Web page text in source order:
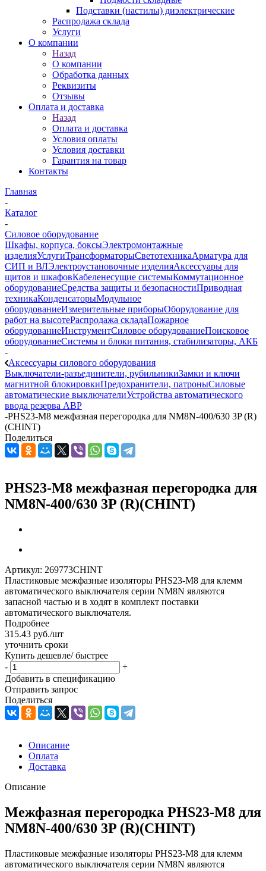
Подставки (настилы) диэлектрические
Распродажа склада
Услуги
О компании
Назад
О компании
Обработка данных
Реквизиты
Отзывы
Оплата и доставка
Назад
Оплата и доставка
Условия оплаты
Условия доставки
Гарантия на товар
Контакты
Главная
-
Каталог
-
Силовое оборудование
Шкафы, корпуса, боксыЭлектромонтажные
изделияУслугиТрансформаторыСветотехникаАрматура для
СИП и ВЛЭлектроустановочные изделияАксессуары для
щитов и шкафовКабеленесущие системыКоммутационное
оборудованиеСредства защиты и безопасностиПриводная
техникаКонденсаторыМодульное
оборудованиеИзмерительные приборыОборудование для
работ на высотеРаспродажа складаПожарное
оборудованиеИнструментСиловое оборудованиеПоисковое
оборудованиеСистемы и блоки питания, стабилизаторы, АКБ
-
Аксессуары силового оборудования
Выключатели-разъединители, рубильникиЗамки и ключи
магнитной блокировкиПредохранители, патроныСиловые
автоматические выключателиУстройства автоматического
ввода резерва АВР
-PHS23-M8 межфазная перегородка для NM8N-400/630 3P (R)
(CHINT)
Поделиться
PHS23-M8 межфазная перегородка для
NM8N-400/630 3P (R)(CHINT)
Артикул: 269773CHINT
Пластиковые межфазные изоляторы PHS23-M8 для клемм
автоматического выключателя серии NM8N являются
запасной частью и в ходят в комплект поставки
автоматического выключателя.
Подробнее
315.43 руб./шт
уточнить сроки
Купить дешевле/ быстрее
-
+
Добавить в спецификацию
Отправить запрос
Поделиться
Описание
Оплата
Доставка
Описание
Межфазная перегородка PHS23-M8 для
NM8N-400/630 3P (R)(CHINT)
Пластиковые межфазные изоляторы PHS23-M8 для клемм
автоматического выключателя серии NM8N являются